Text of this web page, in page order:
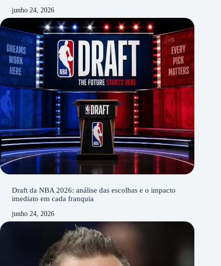
junho 24, 2026
Draft da NBA 2026: análise das escolhas e o impacto
imediato em cada franquia
junho 24, 2026